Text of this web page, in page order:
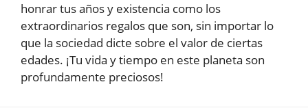
honrar tus años y existencia como los
extraordinarios regalos que son, sin importar lo
que la sociedad dicte sobre el valor de ciertas
edades. ¡Tu vida y tiempo en este planeta son
profundamente preciosos!